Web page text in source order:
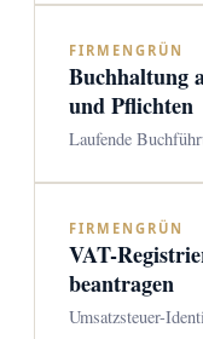
FIRMENGRÜN
Buchhaltung
und Pflichten
Laufende
FIRMENGRÜN
VAT-
beantragen
Umsatzsteuer-